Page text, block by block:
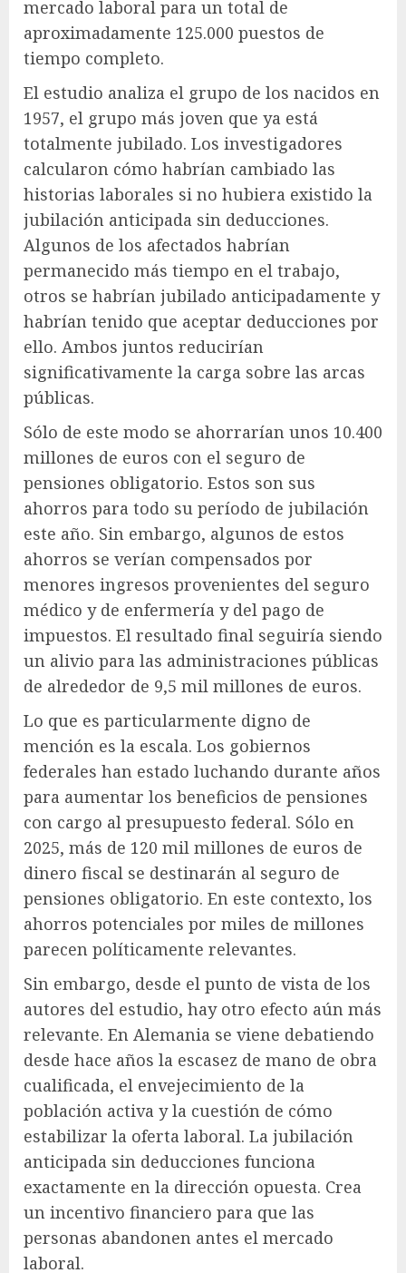
mercado laboral para un total de
aproximadamente 125.000 puestos de
tiempo completo.
El estudio analiza el grupo de los nacidos en
1957, el grupo más joven que ya está
totalmente jubilado. Los investigadores
calcularon cómo habrían cambiado las
historias laborales si no hubiera existido la
jubilación anticipada sin deducciones.
Algunos de los afectados habrían
permanecido más tiempo en el trabajo,
otros se habrían jubilado anticipadamente y
habrían tenido que aceptar deducciones por
ello. Ambos juntos reducirían
significativamente la carga sobre las arcas
públicas.
Sólo de este modo se ahorrarían unos 10.400
millones de euros con el seguro de
pensiones obligatorio. Estos son sus
ahorros para todo su período de jubilación
este año. Sin embargo, algunos de estos
ahorros se verían compensados ​​por
menores ingresos provenientes del seguro
médico y de enfermería y del pago de
impuestos. El resultado final seguiría siendo
un alivio para las administraciones públicas
de alrededor de 9,5 mil millones de euros.
Lo que es particularmente digno de
mención es la escala. Los gobiernos
federales han estado luchando durante años
para aumentar los beneficios de pensiones
con cargo al presupuesto federal. Sólo en
2025, más de 120 mil millones de euros de
dinero fiscal se destinarán al seguro de
pensiones obligatorio. En este contexto, los
ahorros potenciales por miles de millones
parecen políticamente relevantes.
Sin embargo, desde el punto de vista de los
autores del estudio, hay otro efecto aún más
relevante. En Alemania se viene debatiendo
desde hace años la escasez de mano de obra
cualificada, el envejecimiento de la
población activa y la cuestión de cómo
estabilizar la oferta laboral. La jubilación
anticipada sin deducciones funciona
exactamente en la dirección opuesta. Crea
un incentivo financiero para que las
personas abandonen antes el mercado
laboral.